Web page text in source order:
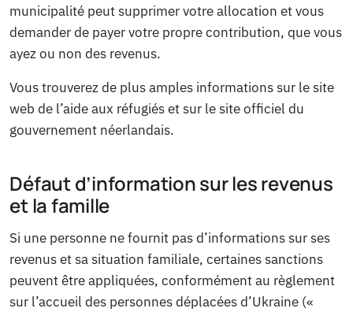
municipalité peut supprimer votre allocation et vous
demander de payer votre propre contribution, que vous
ayez ou non des revenus.
Vous trouverez de plus amples informations sur le site
web de l’aide aux réfugiés et sur le site officiel du
gouvernement néerlandais.
Défaut d’information sur les revenus
et la famille
Si une personne ne fournit pas d’informations sur ses
revenus et sa situation familiale, certaines sanctions
peuvent être appliquées, conformément au règlement
sur l’accueil des personnes déplacées d’Ukraine («